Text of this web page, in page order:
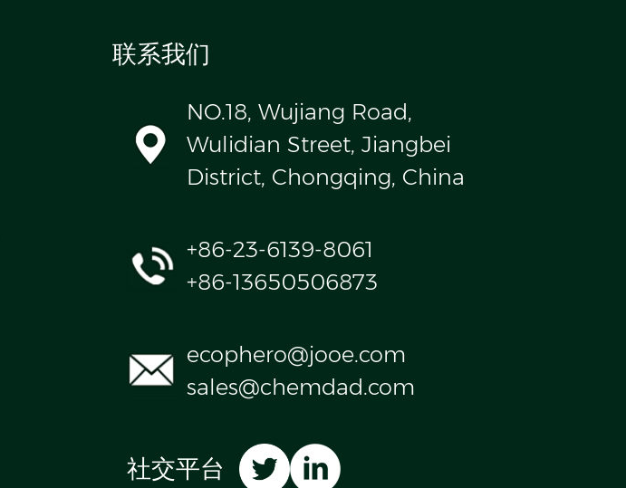
联系我们
NO.18, Wujiang Road,
Wulidian Street, Jiangbei
District, Chongqing, China
+86-23-6139-8061
+86-13650506873
ecophero@jooe.com
sales@chemdad.com
社交平台